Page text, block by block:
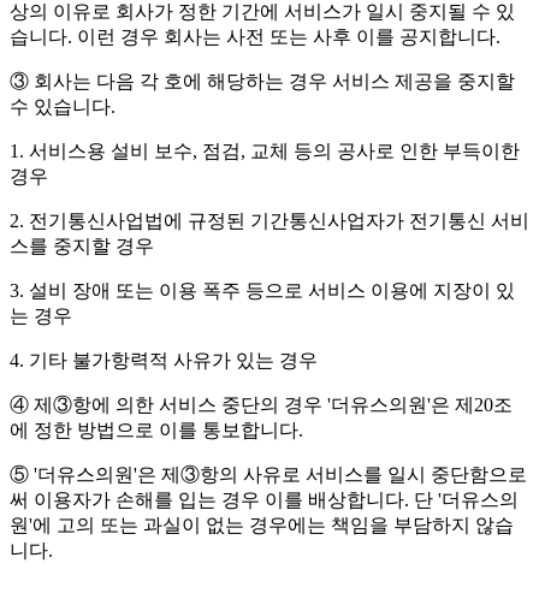
상의 이유로 회사가 정한 기간에 서비스가 일시 중지될 수 있
습니다. 이런 경우 회사는 사전 또는 사후 이를 공지합니다.
③ 회사는 다음 각 호에 해당하는 경우 서비스 제공을 중지할
수 있습니다.
1. 서비스용 설비 보수, 점검, 교체 등의 공사로 인한 부득이한
경우
2. 전기통신사업법에 규정된 기간통신사업자가 전기통신 서비
스를 중지할 경우
3. 설비 장애 또는 이용 폭주 등으로 서비스 이용에 지장이 있
는 경우
4. 기타 불가항력적 사유가 있는 경우
④ 제③항에 의한 서비스 중단의 경우 '더유스의원'은 제20조
에 정한 방법으로 이를 통보합니다.
⑤ '더유스의원'은 제③항의 사유로 서비스를 일시 중단함으로
써 이용자가 손해를 입는 경우 이를 배상합니다. 단 '더유스의
원'에 고의 또는 과실이 없는 경우에는 책임을 부담하지 않습
니다.